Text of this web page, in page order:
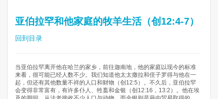
亚伯拉罕和他家庭的牧羊生活（创12:4-7）
回到目录
当亚伯拉罕离开他在哈兰的家乡，前往迦南地，他的家庭以现今的标准
来看，很可能已经人数不少。我们知道他太太撒拉和侄子罗得与他在一
起，但还有其他数量不祥的人口和财物（创12:5）。不久后，亚伯拉罕
会变得非常富有，有许多仆人、牲畜和金银（创12:16，13:2）。他在埃